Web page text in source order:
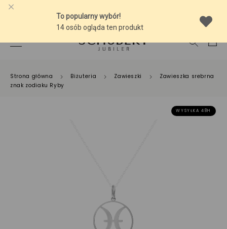
Strona główna Biżuteria Zawieszki
Zawieszka srebrna
znak zodiaku Ryby
WYSYŁKA 48H